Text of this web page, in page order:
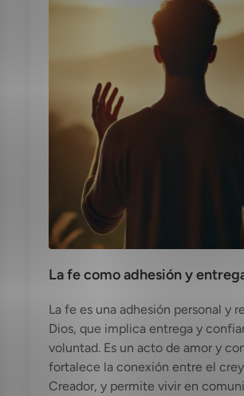
La fe como adhesión y
La fe es una adhesión personal y
Dios, que implica entrega y
voluntad. Es un acto de amor y
fortalece la conexión entre el
Creador, y permite vivir en